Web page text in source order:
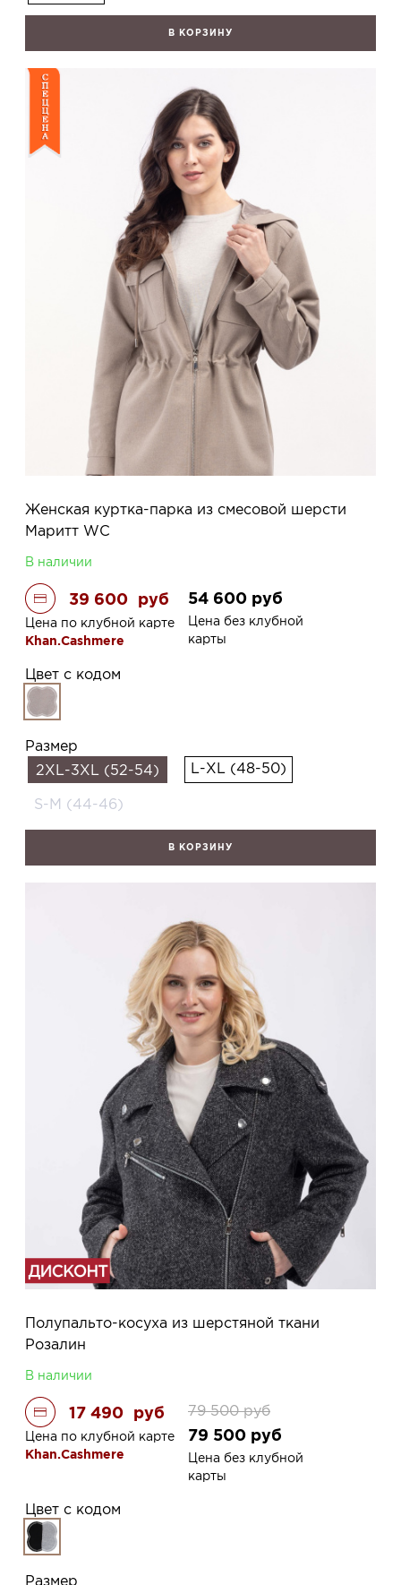
В КОРЗИНУ
Женская куртка-парка из смесовой шерсти
Маритт WC
В наличии
39 600 руб
Цена по клубной карте
Khan.Cashmere
54 600 руб
Цена без клубной
карты
Цвет с кодом
Размер
2XL-3XL (52-54)
L-XL (48-50)
S-M (44-46)
В КОРЗИНУ
Полупальто-косуха из шерстяной ткани
Розалин
В наличии
17 490 руб
Цена по клубной карте
Khan.Cashmere
79 500 руб
79 500 руб
Цена без клубной
карты
Цвет с кодом
Размер